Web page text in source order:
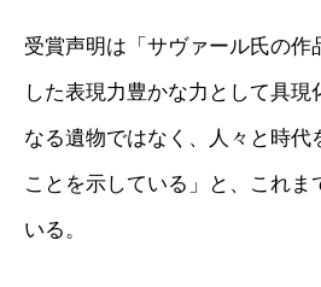
受賞声明は「サヴァール氏の作
した表現力豊かな力として具
なる遺物ではなく、人々と時代
ことを示している」と、これま
いる。